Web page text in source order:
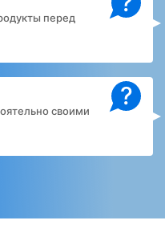
перед
?
своими